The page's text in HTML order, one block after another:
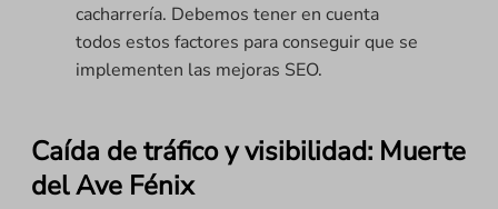
cacharrería. Debemos tener en cuenta
todos estos factores para conseguir que se
implementen las mejoras SEO.
Caída de tráfico y visibilidad: Muerte
del Ave Fénix